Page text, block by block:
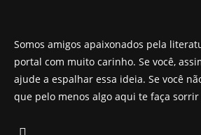
Somos amigos apaixonados pela
portal com muito carinho. Se você,
ajude a espalhar essa ideia. Se você
que pelo menos algo aqui te faça